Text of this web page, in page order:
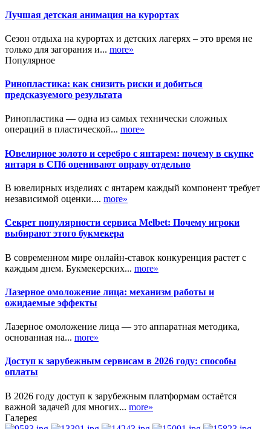
Лучшая детская анимация на курортах
Сезон отдыха на курортах и детских лагерях – это время не
только для загорания и... more»
Популярное
Ринопластика: как снизить риски и добиться
предсказуемого результата
Ринопластика — одна из самых технически сложных
операций в пластической... more»
Ювелирное золото и серебро с янтарем: почему в скупке
янтаря в СПб оценивают оправу отдельно
В ювелирных изделиях с янтарем каждый компонент требует
независимой оценки.... more»
Секрет популярности сервиса Melbet: Почему игроки
выбирают этого букмекера
В современном мире онлайн-ставок конкуренция растет с
каждым днем. Букмекерских... more»
Лазерное омоложение лица: механизм работы и
ожидаемые эффекты
Лазерное омоложение лица — это аппаратная методика,
основанная на... more»
Доступ к зарубежным сервисам в 2026 году: способы
оплаты
В 2026 году доступ к зарубежным платформам остаётся
важной задачей для многих... more»
Галерея